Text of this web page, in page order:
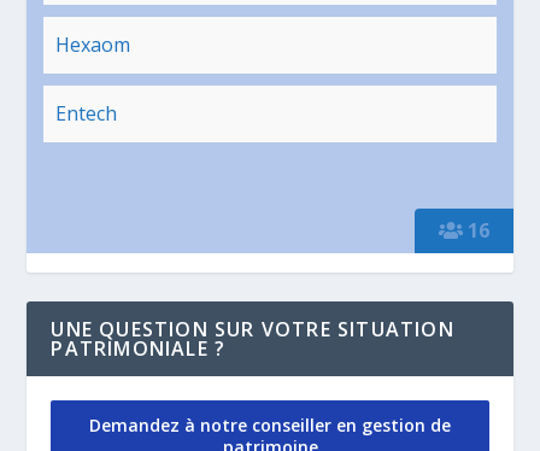
16
Hexaom
Entech
UNE QUESTION SUR VOTRE SITUATION
PATRIMONIALE ?
Demandez à notre conseiller en gestion de